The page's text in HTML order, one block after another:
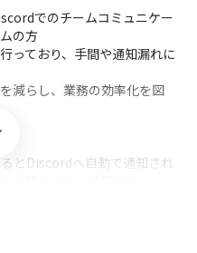
でのチームコミュニケー
の方
っており、手間や通知漏れに
減らし、業務の効率化を図
とDiscordへ自動で通知され